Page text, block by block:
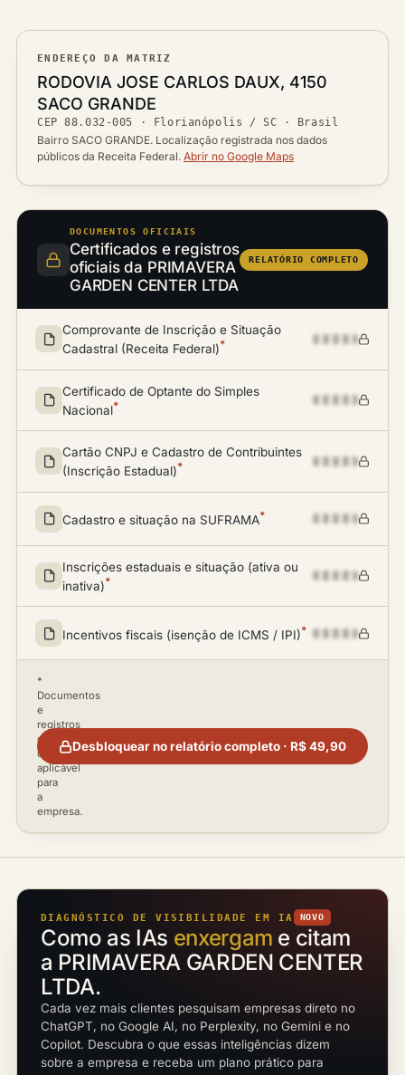
ENDEREÇO DA MATRIZ
Logradouro
RODOVIA JOSE CARLOS DAUX, 4150
Bairro
SACO GRANDE
CEP
CEP88.032-005 ·
Cidade / UF
Florianópolis / SC · Brasil
Ver localização no mapa
Bairro SACO GRANDE. Localização registrada nos dados
públicos da Receita Federal. Abrir no Google Maps
DOCUMENTOS OFICIAIS
Certificados e registros
oficiais da PRIMAVERA
GARDEN CENTER LTDA
RELATÓRIO COMPLETO
Comprovante de Inscrição e Situação
Cadastral (Receita Federal)*
Certificado de Optante do Simples
Nacional*
Cartão CNPJ e Cadastro de Contribuintes
(Inscrição Estadual)*
Cadastro e situação na SUFRAMA*
Inscrições estaduais e situação (ativa ou
inativa)*
Incentivos fiscais (isenção de ICMS / IPI)*
*
Documentos
e
registros
disponíveis
conforme
aplicável
para
a
empresa.
Desbloquear no relatório completo · R$ 49,90
DIAGNÓSTICO DE VISIBILIDADE EM IA NOVO
Como as IAs enxergam e citam
a PRIMAVERA GARDEN CENTER
LTDA.
Cada vez mais clientes pesquisam empresas direto no
ChatGPT, no Google AI, no Perplexity, no Gemini e no
Copilot. Descubra o que essas inteligências dizem
sobre a empresa e receba um plano prático para